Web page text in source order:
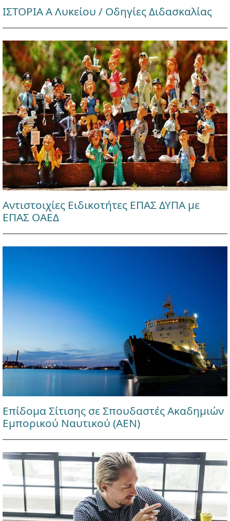
ΙΣΤΟΡΙΑ Α Λυκείου / Οδηγίες Διδασκαλίας
Αντιστοιχίες Ειδικοτήτες ΕΠΑΣ ΔΥΠΑ με
ΕΠΑΣ ΟΑΕΔ
Επίδομα Σίτισης σε Σπουδαστές Ακαδημιών
Εμπορικού Ναυτικού (ΑΕΝ)